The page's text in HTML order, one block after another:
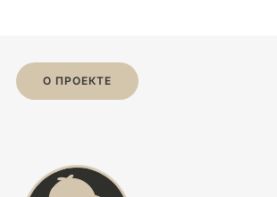
О ПРОЕКТЕ